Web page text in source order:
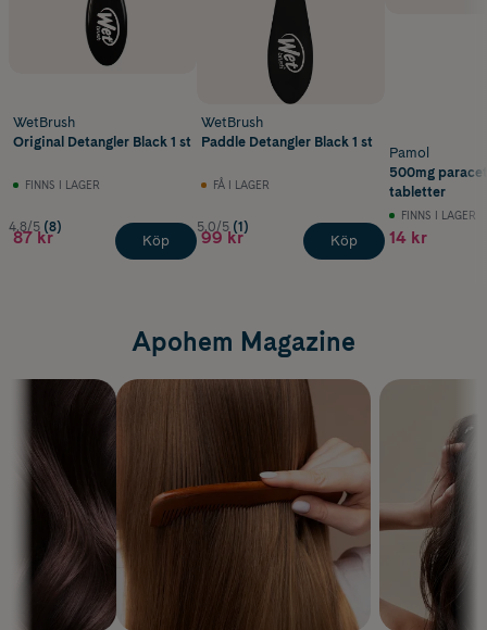
WetBrush
Original Detangler Black 1 st
FINNS I LAGER
4.8/5 (8)
87 kr Köp
WetBrush
Paddle Detangler Black 1 st
FÅ I LAGER
5.0/5 (1)
99 kr Köp
Pamol
500mg
tabletter
FINNS I LAGER
14 kr
Apohem Magazine